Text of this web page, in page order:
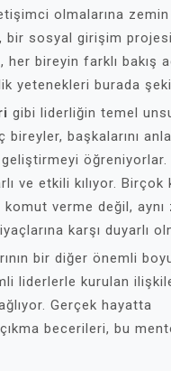
olmalarına zemin
bir sosyal girişim
bireyin farklı bakış
yetenekleri burada
gibi liderliğin temel
başkalarını
öğreniyorlar.
ve etkili kılıyor. Birçok
verme değil, aynı
karşı duyarlı
bir diğer önemli
liderlerle kurulan
Gerçek hayatta
becerileri, bu